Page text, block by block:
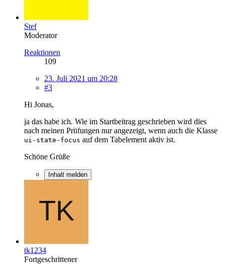
Stef
Moderator
Reaktionen
109
23. Juli 2021 um 20:28
#3
Hi Jonas,
ja das habe ich. Wie im Startbeitrag geschrieben wird dies
nach meinen Prüfungen nur angezeigt, wenn auch die Klasse
ui-state-focus auf dem Tabelement aktiv ist.
Schöne Grüße
Inhalt melden
tk1234
Fortgeschrittener